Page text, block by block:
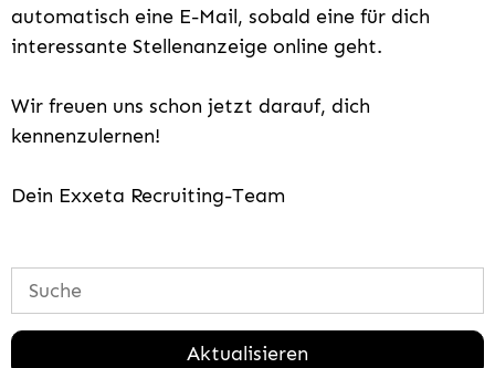
automatisch eine E-Mail, sobald eine für dich
interessante Stellenanzeige online geht.
Wir freuen uns schon jetzt darauf, dich
kennenzulernen!
Dein Exxeta Recruiting-Team
Aktualisieren